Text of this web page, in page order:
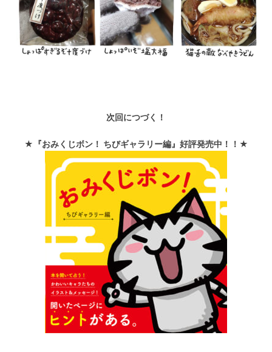
次回につづく！
★『おみくじボン！ ちびギャラリー編』好評発売中！！★